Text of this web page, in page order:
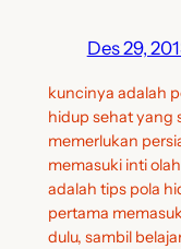
Des 29,
kuncinya adalah
hidup sehat yang
memerlukan
memasuki inti
adalah tips pola
pertama
dulu, sambil